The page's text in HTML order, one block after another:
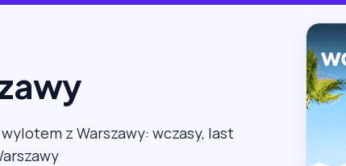
z Warszawy: wczasy, last